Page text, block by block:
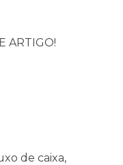
ARTIGO!
de caixa,